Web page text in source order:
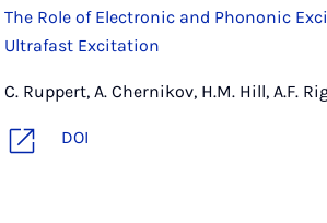
The Role of Electronic and Phononic
Ultrafast Excitation
C. Ruppert, A. Chernikov, H.M. Hill, A.F.
DOI